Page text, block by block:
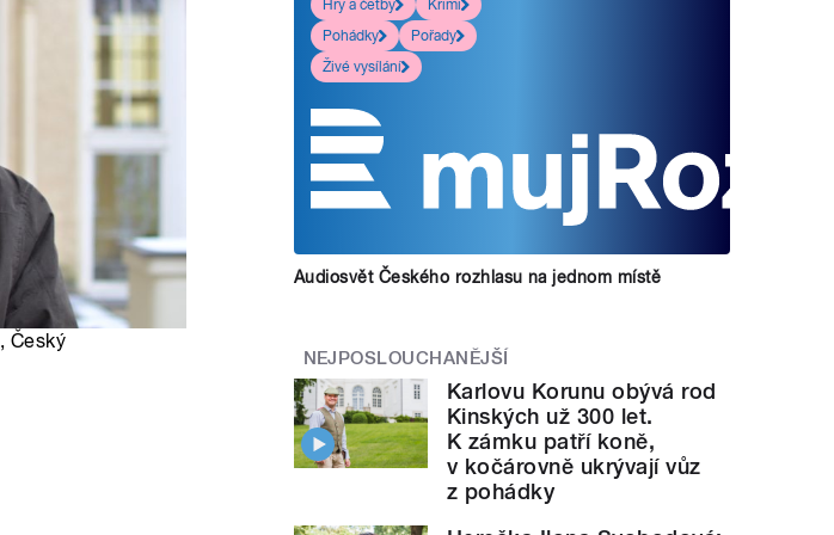
, Český
Hry a četby
Krimi
Pohádky
Pořady
Živé vysílání
Audiosvět Českého rozhlasu na jednom místě
NEJPOSLOUCHANĚJŠÍ
Karlovu Korunu obývá rod
Kinských už 300 let.
K zámku patří koně,
v kočárovně ukrývají vůz
z pohádky